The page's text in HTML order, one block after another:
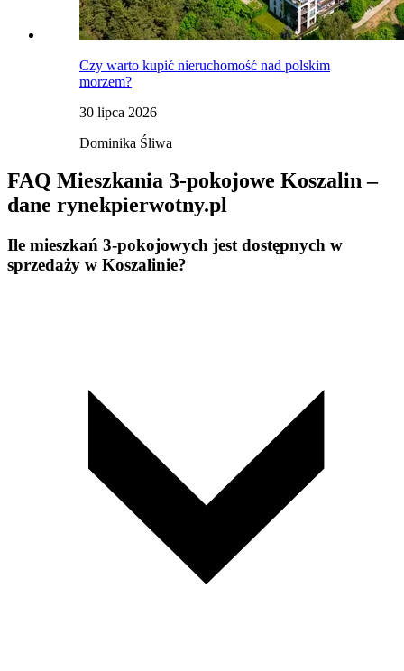
Czy warto kupić nieruchomość nad polskim
morzem?
30 lipca 2026
Dominika Śliwa
FAQ Mieszkania 3-pokojowe Koszalin –
dane rynekpierwotny.pl
Ile mieszkań 3-pokojowych jest dostępnych w
sprzedaży w Koszalinie?